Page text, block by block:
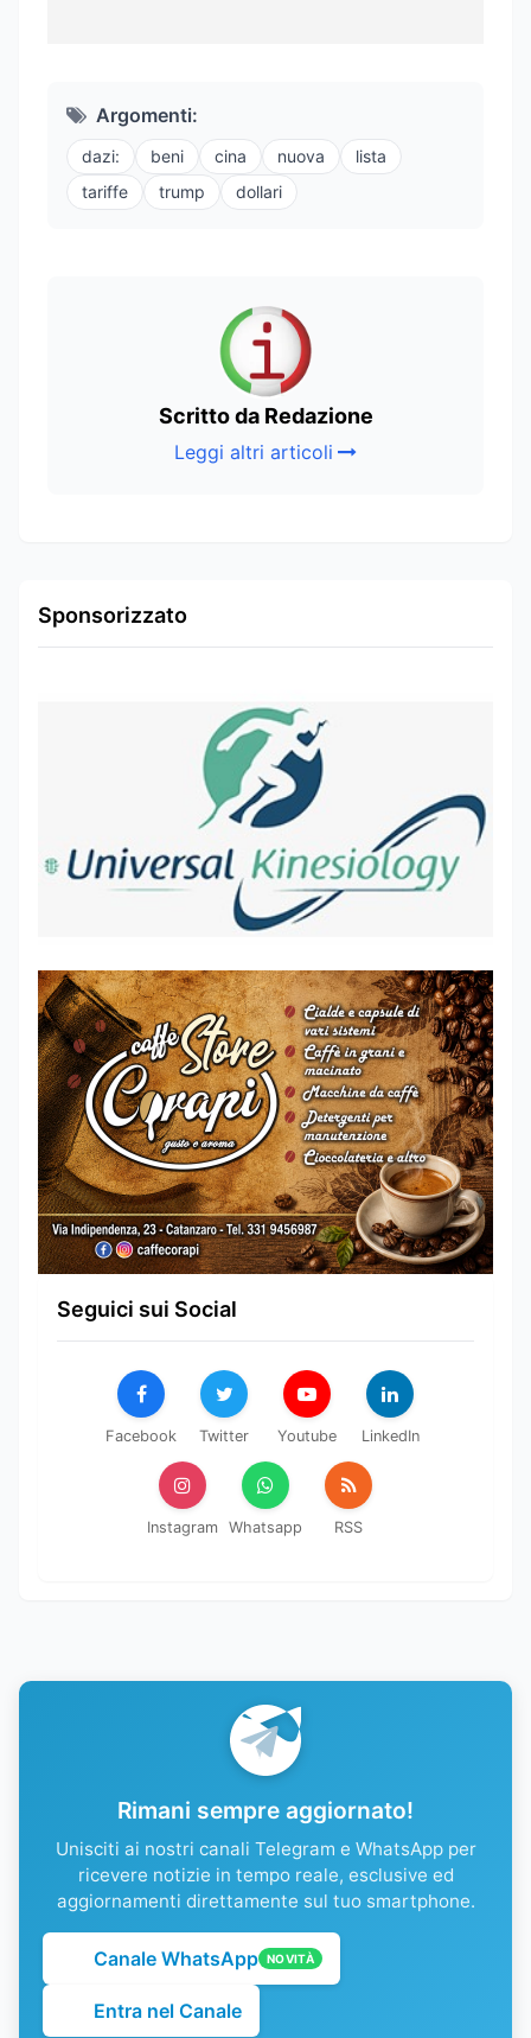
Argomenti:
dazi: beni cina nuova
lista
tariffe
trump dollari
Scritto da Redazione
Leggi altri articoli
Sponsorizzato
Seguici sui Social
Facebook Twitter Youtube LinkedIn
Instagram Whatsapp RSS
Rimani sempre aggiornato!
Unisciti ai nostri canali Telegram e WhatsApp per
ricevere notizie in tempo reale, esclusive ed
aggiornamenti direttamente sul tuo smartphone.
Canale WhatsApp NOVITÀ
Entra nel Canale